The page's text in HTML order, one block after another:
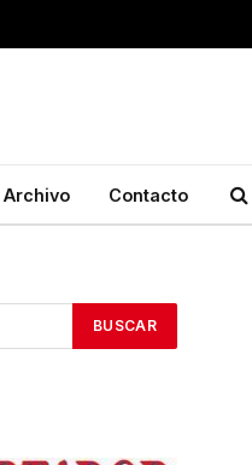
Archivo Contacto